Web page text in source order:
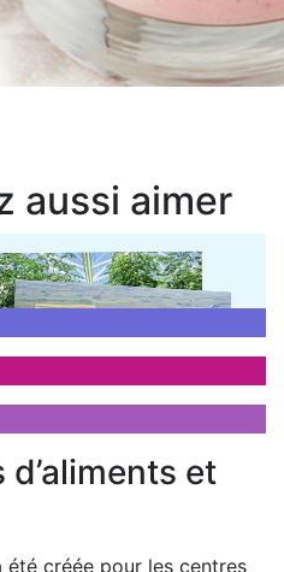
aussi aimer
et
créée pour les centres